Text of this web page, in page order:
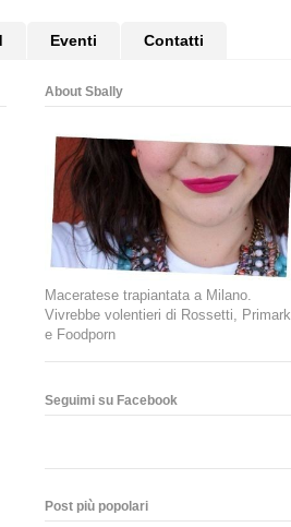
Eventi Contatti
About Sbally
Maceratese trapiantata a Milano.
Vivrebbe volentieri di Rossetti, Primark
e Foodporn
Seguimi su Facebook
Post più popolari